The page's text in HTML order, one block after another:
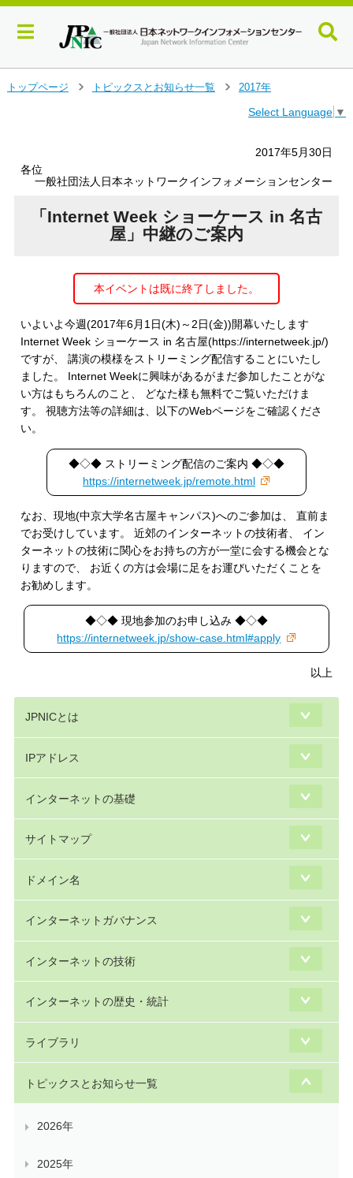
トップページ
トピックスとお知らせ一覧
2017年
Select Language ▼
2017年5月30日
各位
一般社団法人日本ネットワークインフォメーションセンター
「Internet Week ショーケース in 名古
屋」中継のご案内
本イベントは既に終了しました。
いよいよ今週(2017年6月1日(木)～2日(金))開幕いたします
Internet Week ショーケース in 名古屋(https://internetweek.jp/)
ですが、 講演の模様をストリーミング配信することにいたし
ました。 Internet Weekに興味があるがまだ参加したことがな
い方はもちろんのこと、 どなた様も無料でご覧いただけま
す。 視聴方法等の詳細は、以下のWebページをご確認くださ
い。
◆◇◆ ストリーミング配信のご案内 ◆◇◆
https://internetweek.jp/remote.html
なお、現地(中京大学名古屋キャンパス)へのご参加は、 直前ま
でお受けしています。 近郊のインターネットの技術者、 イン
ターネットの技術に関心をお持ちの方が一堂に会する機会とな
りますので、 お近くの方は会場に足をお運びいただくことを
お勧めします。
◆◇◆ 現地参加のお申し込み ◆◇◆
https://internetweek.jp/show-case.html#apply
以上
JPNICとは
IPアドレス
インターネットの基礎
サイトマップ
ドメイン名
インターネットガバナンス
インターネットの技術
インターネットの歴史・統計
ライブラリ
トピックスとお知らせ一覧
2026年
2025年